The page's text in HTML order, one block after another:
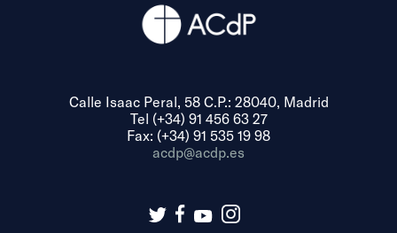
Calle Isaac Peral, 58 C.P.: 28040, Madrid
Tel (+34) 91 456 63 27
Fax: (+34) 91 535 19 98
acdp@acdp.es